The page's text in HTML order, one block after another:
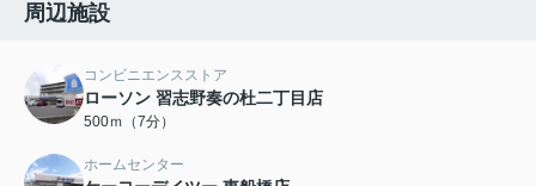
周辺施設
コンビニエンスストア
ローソン 習志野奏の杜二丁目店
500ｍ（7分）
ホームセンター